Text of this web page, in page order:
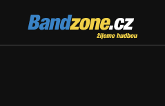
Bandzone.cz
žijeme hudbou